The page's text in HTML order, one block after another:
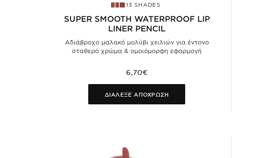
13 SHADES
SUPER SMOOTH WATERPROOF LIP
LINER PENCIL
Αδιάβροχο μαλακό μολύβι χειλιών για έντονο
σταθερό χρώμα & ομοιόμορφη εφαρμογή
6,70€
ΔΙΑΛΕΞΕ ΑΠΟΧΡΩΣΗ